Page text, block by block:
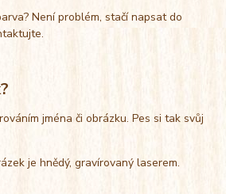
Není problém, stačí napsat do
jména či obrázku. Pes si tak svůj
je hnědý, gravírovaný laserem.